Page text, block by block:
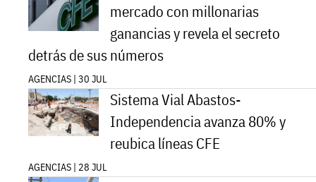
mercado con millonarias
ganancias y revela el secreto
detrás de sus números
AGENCIAS | 30 JUL
Sistema Vial Abastos-
Independencia avanza 80% y
reubica líneas CFE
AGENCIAS | 28 JUL